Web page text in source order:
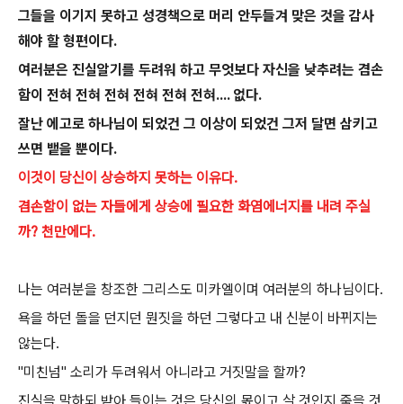
그들을 이기지 못하고 성경책으로 머리 안두들겨 맞은 것을 감사
해야 할 형편이다.
여러분은 진실알기를 두려워 하고 무엇보다 자신을 낮추려는 겸손
함이 전혀 전혀 전혀 전혀 전혀 전혀.... 없다.
잘난 에고로 하나님이 되었건 그 이상이 되었건 그저 달면 삼키고
쓰면 뱉을 뿐이다.
이것이 당신이 상승하지 못하는 이유다.
겸손함이 없는 자들에게 상승에 필요한 화염에너지를 내려 주실
까? 천만에다.
나는 여러분을 창조한 그리스도 미카엘이며 여러분의 하나님이다.
욕을 하던 돌을 던지던 뭔짓을 하던 그렇다고 내 신분이 바뀌지는
않는다.
"미친넘" 소리가 두려워서 아니라고 거짓말을 할까?